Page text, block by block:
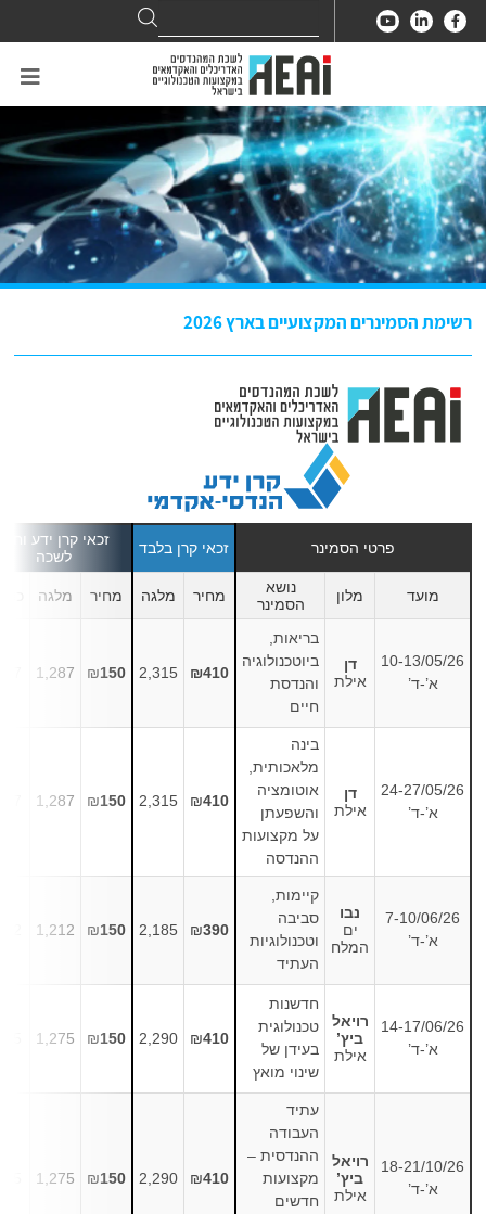
for:
Search
רשימת הסמינרים המקצועיים בארץ 2026
פרטי הסמינר זכאי קרן בלבד
זכאי קרן ידע
לשכה
מועד מלון
נושא
הסמינר
מחיר מלגה מחיר מלגה
10-13/05/26
א’-ד’
דן
אילת
בריאות,
ביוטכנולוגיה
והנדסת
חיים
₪410
2,315
₪150
1,287
24-27/05/26
א’-ד’
דן
אילת
בינה
מלאכותית,
אוטומציה
והשפעתן
על מקצועות
ההנדסה
₪410
2,315
₪150
1,287
7-10/06/26
א’-ד’
נבו
ים
המלח
קיימות,
סביבה
וטכנולוגיות
העתיד
₪390
2,185
₪150
1,212
14-17/06/26
א’-ד’
רויאל
ביץ’
אילת
חדשנות
טכנולוגית
בעידן של
שינוי מואץ
₪410
2,290
₪150
1,275
18-21/10/26
א’-ד’
רויאל
ביץ’
אילת
עתיד
העבודה
ההנדסית –
מקצועות
חדשים
₪410
2,290
₪150
1,275